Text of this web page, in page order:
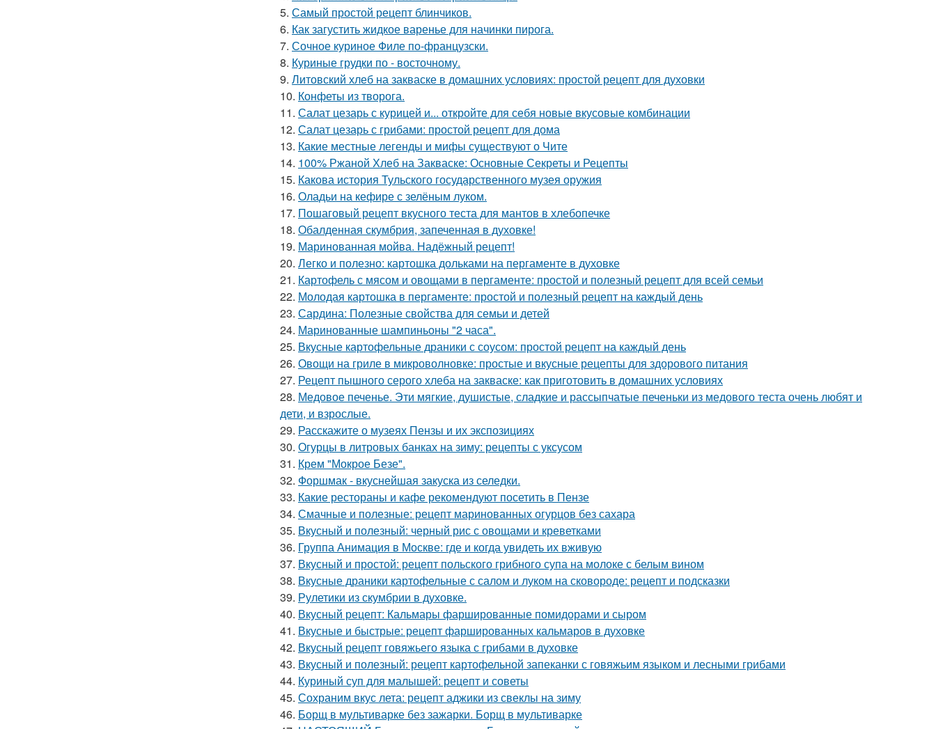
5. Самый простой рецепт блинчиков.
6. Как загустить жидкое варенье для начинки пирога.
7. Сочное куриное Филе по-французски.
8. Куриные грудки по - восточному.
9. Литовский хлеб на закваске в домашних условиях: простой рецепт для духовки
10. Конфеты из творога.
11. Салат цезарь с курицей и... откройте для себя новые вкусовые комбинации
12. Салат цезарь с грибами: простой рецепт для дома
13. Какие местные легенды и мифы существуют о Чите
14. 100% Ржаной Хлеб на Закваске: Основные Секреты и Рецепты
15. Какова история Тульского государственного музея оружия
16. Оладьи на кефире с зелёным луком.
17. Пошаговый рецепт вкусного теста для мантов в хлебопечке
18. Обалденная скумбрия, запеченная в духовке!
19. Маринованная мойва. Надёжный рецепт!
20. Легко и полезно: картошка дольками на пергаменте в духовке
21. Картофель с мясом и овощами в пергаменте: простой и полезный рецепт для всей семьи
22. Молодая картошка в пергаменте: простой и полезный рецепт на каждый день
23. Сардина: Полезные свойства для семьи и детей
24. Маринованные шампиньоны "2 часа".
25. Вкусные картофельные драники с соусом: простой рецепт на каждый день
26. Овощи на гриле в микроволновке: простые и вкусные рецепты для здорового питания
27. Рецепт пышного серого хлеба на закваске: как приготовить в домашних условиях
28. Медовое печенье. Эти мягкие, душистые, сладкие и рассыпчатые печеньки из медового теста очень любят и
дети, и взрослые.
29. Расскажите о музеях Пензы и их экспозициях
30. Огурцы в литровых банках на зиму: рецепты с уксусом
31. Крем "Мокрое Безе".
32. Форшмак - вкуснейшая закуска из селедки.
33. Какие рестораны и кафе рекомендуют посетить в Пензе
34. Смачные и полезные: рецепт маринованных огурцов без сахара
35. Вкусный и полезный: черный рис с овощами и креветками
36. Группа Анимация в Москве: где и когда увидеть их вживую
37. Вкусный и простой: рецепт польского грибного супа на молоке с белым вином
38. Вкусные драники картофельные с салом и луком на сковороде: рецепт и подсказки
39. Рулетики из скумбрии в духовке.
40. Вкусный рецепт: Кальмары фаршированные помидорами и сыром
41. Вкусные и быстрые: рецепт фаршированных кальмаров в духовке
42. Вкусный рецепт говяжьего языка с грибами в духовке
43. Вкусный и полезный: рецепт картофельной запеканки с говяжьим языком и лесными грибами
44. Куриный суп для малышей: рецепт и советы
45. Сохраним вкус лета: рецепт аджики из свеклы на зиму
46. Борщ в мультиварке без зажарки. Борщ в мультиварке